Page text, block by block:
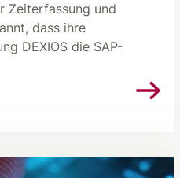
Zeiterfassung und
dass ihre
DEXIOS die SAP-